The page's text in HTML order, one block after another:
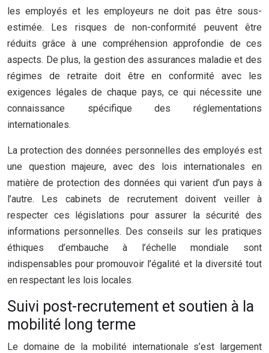
les employés et les employeurs ne doit pas être sous-
estimée. Les risques de non-conformité peuvent être
réduits grâce à une compréhension approfondie de ces
aspects. De plus, la gestion des assurances maladie et des
régimes de retraite doit être en conformité avec les
exigences légales de chaque pays, ce qui nécessite une
connaissance spécifique des réglementations
internationales.
La protection des données personnelles des employés est
une question majeure, avec des lois internationales en
matière de protection des données qui varient d’un pays à
l’autre. Les cabinets de recrutement doivent veiller à
respecter ces législations pour assurer la sécurité des
informations personnelles. Des conseils sur les pratiques
éthiques d’embauche à l’échelle mondiale sont
indispensables pour promouvoir l’égalité et la diversité tout
en respectant les lois locales.
Suivi post-recrutement et soutien à la
mobilité long terme
Le domaine de la mobilité internationale s’est largement